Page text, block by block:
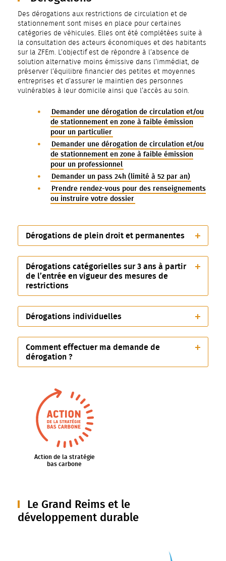
Des dérogations aux restrictions de circulation et de
stationnement sont mises en place pour certaines
catégories de véhicules. Elles ont été complétées suite à
la consultation des acteurs économiques et des habitants
sur la ZFEm. L’objectif est de répondre à l’absence de
solution alternative moins émissive dans l’immédiat, de
préserver l’équilibre financier des petites et moyennes
entreprises et d’assurer le maintien des personnes
vulnérables à leur domicile ainsi que l’accès au soin.
Demander une dérogation de circulation et/ou
de stationnement en zone à faible émission
pour un particulier
Demander une dérogation de circulation et/ou
de stationnement en zone à faible émission
pour un professionnel
Demander un pass 24h (limité à 52 par an)
Prendre rendez-vous pour des renseignements
ou instruire votre dossier
Dérogations de plein droit et permanentes
Dérogations catégorielles sur 3 ans à partir
de l’entrée en vigueur des mesures de
restrictions
Dérogations individuelles
Comment effectuer ma demande de
dérogation ?
Action de la stratégie
bas carbone
Le Grand Reims et le
développement durable